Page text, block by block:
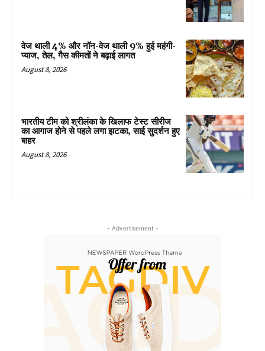
वेज थाली 4% और नॉन-वेज थाली 9% हुई महंगी-
प्याज, तेल, गैस कीमतों ने बढ़ाई लागत
August 8, 2026
भारतीय टीम को श्रीलंका के खिलाफ टेस्ट सीरीज
का आगाज होने से पहले लगा झटका, साई सुदर्शन हुए
बाहर
August 8, 2026
- Advertisement -